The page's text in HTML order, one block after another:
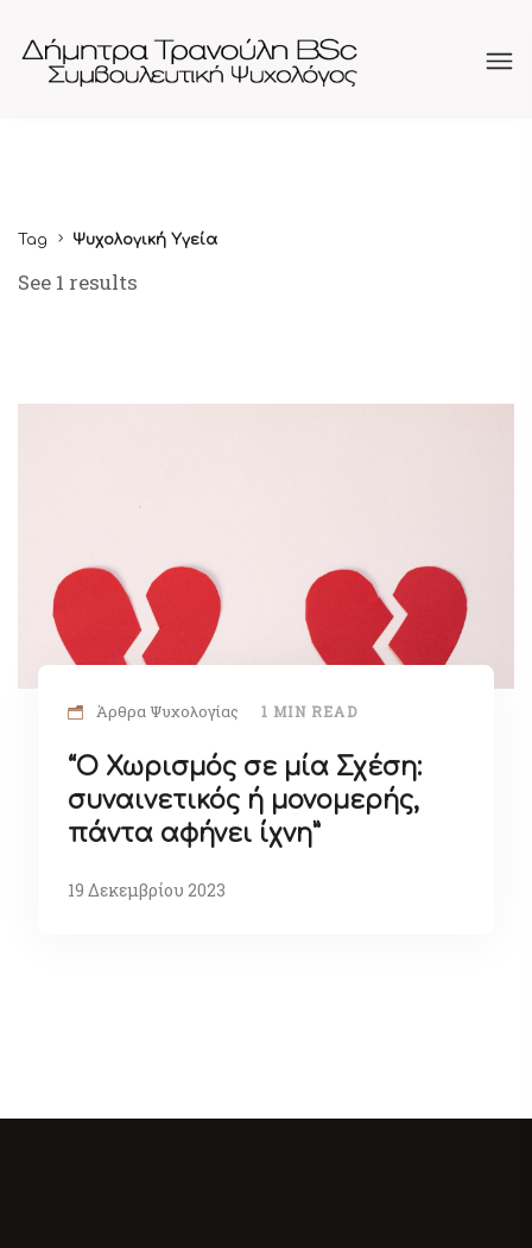
Tag Ψυχολογική Υγεία
See 1 results
Άρθρα Ψυχολογίας 1 MIN READ
“Ο Χωρισμός σε μία Σχέση:
συναινετικός ή μονομερής,
πάντα αφήνει ίχνη”
19 Δεκεμβρίου 2023